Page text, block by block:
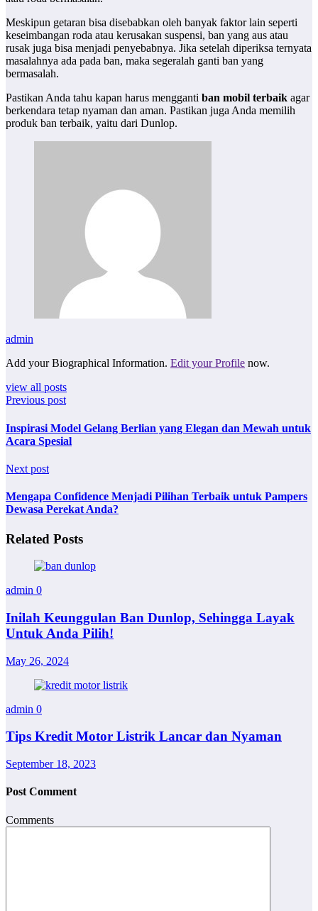
Meskipun getaran bisa disebabkan oleh banyak faktor lain seperti
keseimbangan roda atau kerusakan suspensi, ban yang aus atau
rusak juga bisa menjadi penyebabnya. Jika setelah diperiksa ternyata
masalahnya ada pada ban, maka segeralah ganti ban yang
bermasalah.
Pastikan Anda tahu kapan harus mengganti ban mobil terbaik agar
berkendara tetap nyaman dan aman. Pastikan juga Anda memilih
produk ban terbaik, yaitu dari Dunlop.
admin
Add your Biographical Information. Edit your Profile now.
view all posts
Previous post
Inspirasi Model Gelang Berlian yang Elegan dan Mewah untuk
Acara Spesial
Next post
Mengapa Confidence Menjadi Pilihan Terbaik untuk Pampers
Dewasa Perekat Anda?
Related Posts
admin 0
Inilah Keunggulan Ban Dunlop, Sehingga Layak
Untuk Anda Pilih!
May 26, 2024
admin 0
Tips Kredit Motor Listrik Lancar dan Nyaman
September 18, 2023
Post Comment
Comments